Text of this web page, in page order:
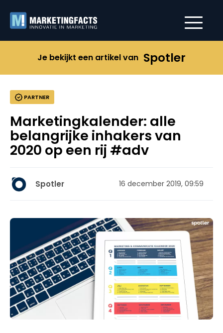
Je bekijkt een artikel van Spotler
PARTNER
Marketingkalender: alle
belangrijke inhakers van
2020 op een rij #adv
Spotler 16 december 2019, 09:59